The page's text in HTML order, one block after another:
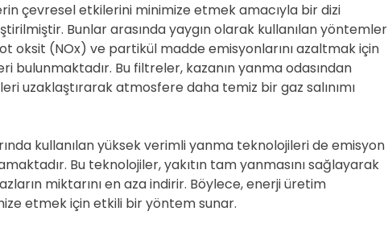
çevresel etkilerini minimize etmek amacıyla bir dizi
Bunlar arasında yaygın olarak kullanılan yöntemler
oksit (NOx) ve partikül madde emisyonlarını azaltmak için
bulunmaktadır. Bu filtreler, kazanın yanma odasından
uzaklaştırarak atmosfere daha temiz bir gaz salınımı
kullanılan yüksek verimli yanma teknolojileri de emisyon
Bu teknolojiler, yakıtın tam yanmasını sağlayarak
miktarını en aza indirir. Böylece, enerji üretim
etmek için etkili bir yöntem sunar.